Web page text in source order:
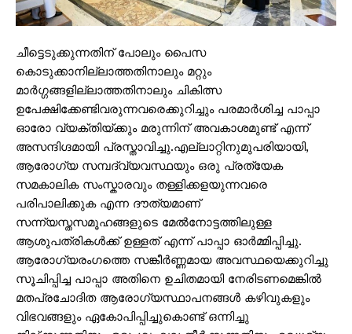
ചീട്ടെടുക്കുന്നതിന് പോലും പൈസ
കൊടുക്കാനില്ലാത്തതിനാലും മറ്റും
മാർഗ്ഗങ്ങളില്ലാത്തതിനാലും ചികിത്സ
ഉപേക്ഷിക്കേണ്ടിവരുന്നവരെക്കുറിച്ചും പരമാർശിച്ച പാപ്പാ
ഓരോ വ്യക്തിയ്ക്കും മരുന്നിന് അവകാശമുണ്ട് എന്ന്
അസന്ദിഗ്ദമായി പ്രസ്താവിച്ചു.എല്ലാറ്റിനുമുപരിയായി,
ആരോഗ്യ സമ്പദ്‌വ്യവസ്ഥയും ഒരു പ്രത്യേക
സമകാലിക സംസ്കാരവും തള്ളിക്കളയുന്നവരെ
പരിപാലിക്കുക എന്ന ദൗത്യമാണ്
സന്ന്യസ്തസമൂഹങ്ങളുടെ മേൽനോട്ടത്തിലുള്ള
ആശുപത്രികൾക്ക് ഉള്ളത് എന്ന് പാപ്പാ ഓർമ്മിപ്പിച്ചു.
ആരോഗ്യരംഗത്തെ സങ്കീർണ്ണമായ അവസ്ഥയെക്കുറിച്ചു
സൂചിപ്പിച്ച പാപ്പാ അതിനെ ഉചിതമായി നേരിടണമെങ്കിൽ
മതപ്രചോദിത ആരോഗ്യസ്ഥാപനങ്ങൾ കഴിവുകളും
വിഭവങ്ങളും ഏകോപിപ്പിച്ചുകൊണ്ട് ഒന്നിച്ചു